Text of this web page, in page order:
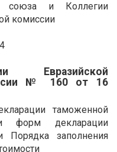
союза и Коллегии
комиссии
Евразийской
№ 160 от 16
таможенной
форм декларации
Порядка заполнения